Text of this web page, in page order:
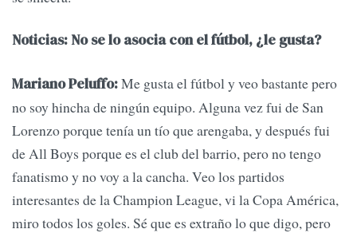
Noticias: No se lo asocia con el fútbol, ¿le gusta?
Mariano Peluffo:Me gusta el fútbol y veo bastante pero
no soy hincha de ningún equipo. Alguna vez fui de San
Lorenzo porque tenía un tío que arengaba, y después fui
de All Boys porque es el club del barrio, pero no tengo
fanatismo y no voy a la cancha. Veo los partidos
interesantes de la Champion League, vi la Copa América,
miro todos los goles. Sé que es extraño lo que digo, pero